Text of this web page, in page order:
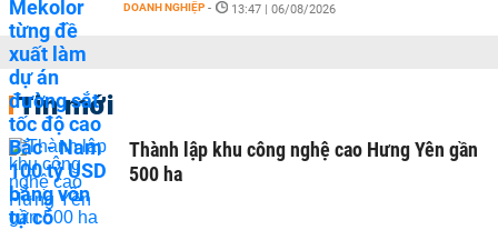
DOANH NGHIỆP - 13:47 | 06/08/2026
Tin mới
Thành lập khu công nghệ cao Hưng Yên gần
500 ha